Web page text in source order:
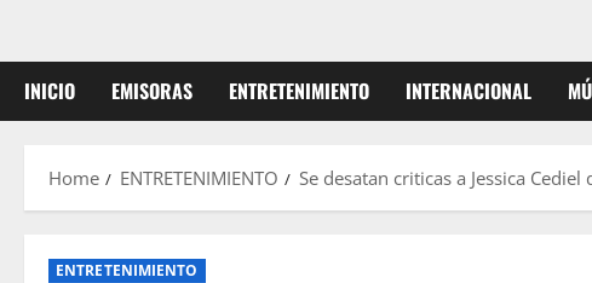
INICIO EMISORAS ENTRETENIMIENTO INTERNACIONAL
Home ENTRETENIMIENTO Se desatan criticas a Jessica
ENTRETENIMIENTO